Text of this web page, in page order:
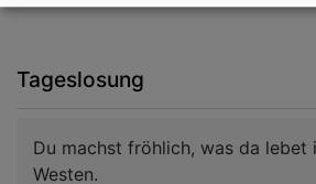
Tageslosung
Du machst fröhlich, was da lebet
Westen.